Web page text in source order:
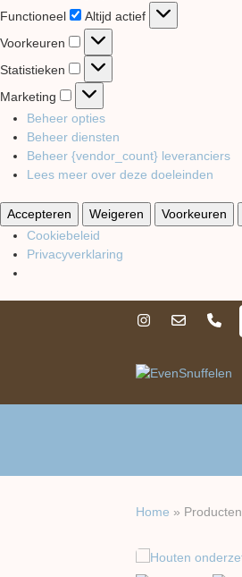
Functioneel
Functioneel
Altijd actief
Voorkeuren
Voorkeuren
Statistieken Statistieken
Marketing
Marketing
Beheer opties
Beheer diensten
Beheer {vendor_count} leveranciers
Lees meer over deze doeleinden
Accepteren Weigeren Voorkeuren
Cookiebeleid
Privacyverklaring
Home » Producten